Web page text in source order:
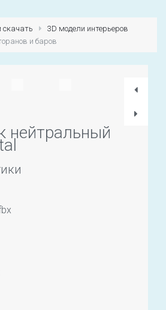
Зарегистрироваться
скачать
3D модели интерьеров
и баров
нейтральный